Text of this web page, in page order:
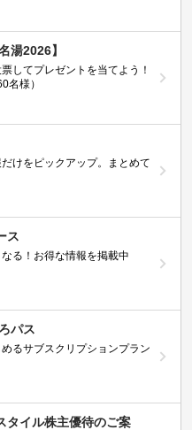
湯2026】
してプレゼントを当てよう！
名様）
けをピックアップ。まとめて
ス
る！お得な情報を掲載中
パス
るサブスクリプションプラン
タイル株主優待のご案